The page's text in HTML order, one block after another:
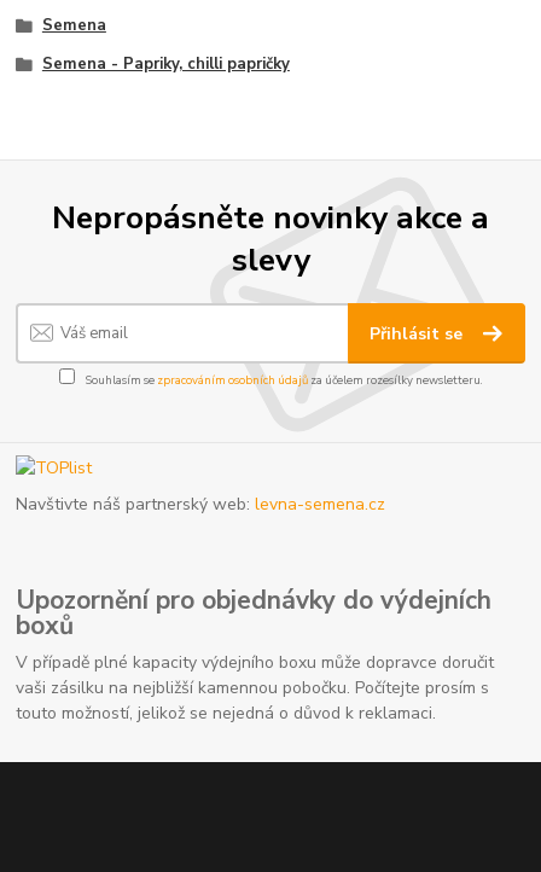
Semena
Semena - Papriky, chilli papričky
Nepropásněte novinky akce a
slevy
Přihlásit se
Souhlasím se zpracováním osobních údajůza účelem rozesílky newsletteru.
Navštivte náš partnerský web:levna-semena.cz
Upozornění pro objednávky do výdejních
boxů
V případě plné kapacity výdejního boxu může dopravce doručit
vaši zásilku na nejbližší kamennou pobočku. Počítejte prosím s
touto možností, jelikož se nejedná o důvod k reklamaci.